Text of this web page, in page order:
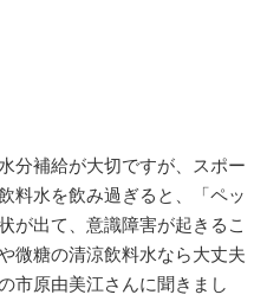
分補給が大切ですが、スポー
料水を飲み過ぎると、「ペッ
が出て、意識障害が起きるこ
微糖の清涼飲料水なら大丈夫
市原由美江さんに聞きまし